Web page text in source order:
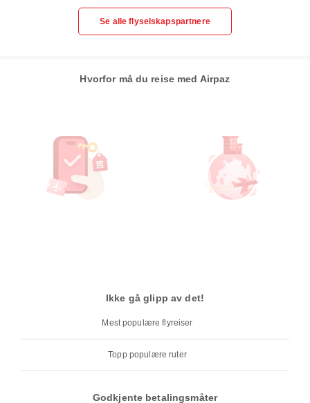
Se alle flyselskapspartnere
Hvorfor må du reise med Airpaz
Ikke gå glipp av det!
Mest populære flyreiser
Topp populære ruter
Godkjente betalingsmåter